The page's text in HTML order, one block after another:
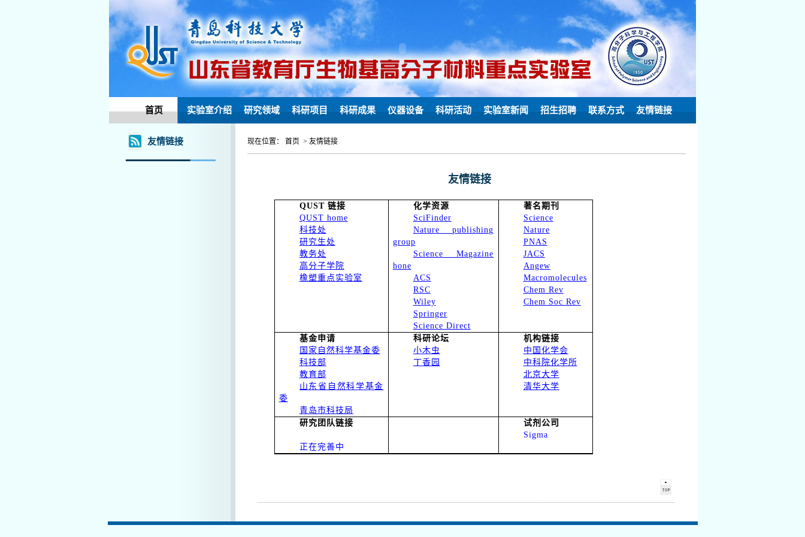
首页 实验室介绍 研究领域 科研项目 科研成果 仪器设备 科研活动 实验室新闻 招生招聘 联系方式 友情链接
友情链接 现在位置： 首页 > 友情链接
友情链接
QUST 链接
QUST home
科技处
研究生处
教务处
高分子学院
橡塑重点实验室
化学资源
SciFinder
Nature publishing
group
Science Magazine
hone
ACS
RSC
Wiley
Springer
Science Direct
著名期刊
Science
Nature
PNAS
JACS
Angew
Macromolecules
Chem Rev
Chem Soc Rev
基金申请
国家自然科学基金委
科技部
教育部
山东省自然科学基金
委
青岛市科技局
科研论坛
小木虫
丁香园
机构链接
中国化学会
中科院化学所
北京大学
清华大学
研究团队链接
正在完善中
试剂公司
Sigma